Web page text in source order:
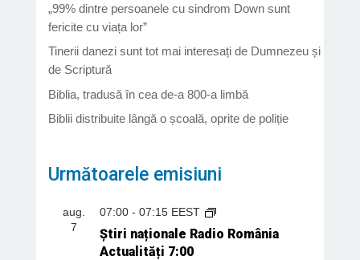
„99% dintre persoanele cu sindrom Down sunt
fericite cu viața lor”
Tinerii danezi sunt tot mai interesați de Dumnezeu și
de Scriptură
Biblia, tradusă în cea de-a 800-a limbă
Biblii distribuite lângă o școală, oprite de poliție
Următoarele emisiuni
aug.
7
07:00- 07:15 EEST
Știri naționale Radio România
Actualități 7:00